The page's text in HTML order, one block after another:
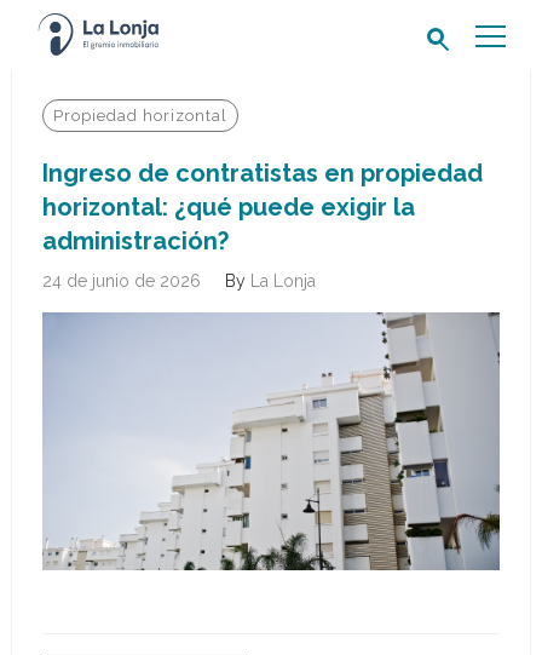
Propiedad horizontal
Ingreso de contratistas en propiedad
horizontal: ¿qué puede exigir la
administración?
24 de junio de 2026 By La Lonja